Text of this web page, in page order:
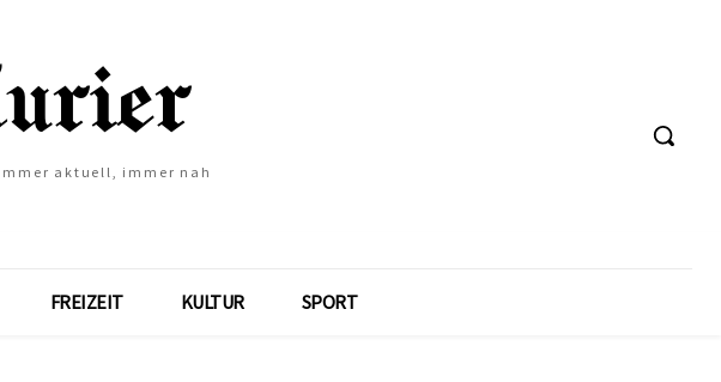
aktuell, immer nah
FREIZEIT KULTUR SPORT